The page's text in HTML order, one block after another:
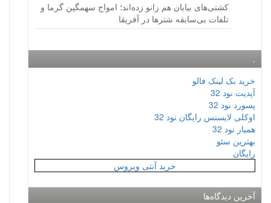
کشتی‌های بیابان هم زانو زده‌اند؛ امواج سهمگین گرما و
تلفات بی‌سابقه شترها در آفریقا
.
خرید بک لینک فالو
آپدیت نود 32
پسورد نود 32
اوکلی لایسنس رایگان نود 32
همیار نود 32
بهترین سئو
رایگان
خرید آنتی ویروس
آخرین دیدگاه‌ها